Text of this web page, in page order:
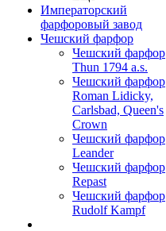
Императорский
фарфоровый завод
Чешский фарфор
Чешский фарфор
Thun 1794 a.s.
Чешский фарфор
Roman Lidicky,
Carlsbad, Queen's
Crown
Чешский фарфор
Leander
Чешский фарфор
Repast
Чешский фарфор
Rudolf Kampf